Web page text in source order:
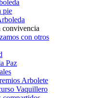
pie
convivencia
con otros
Paz
Arbolete
Vaquillero